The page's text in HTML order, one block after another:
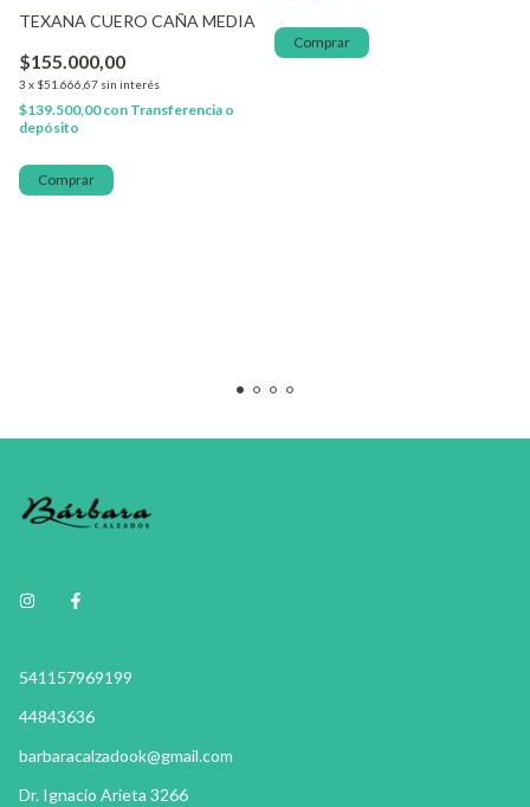
TEXANA CUERO CAÑA MEDIA
$155.000,00
3 x $51.666,67 sin interés
$139.500,00con Transferencia o
depósito
Comprar
Comprar
541157969199
44843636
barbaracalzadook@gmail.com
Dr. Ignacio Arieta 3266